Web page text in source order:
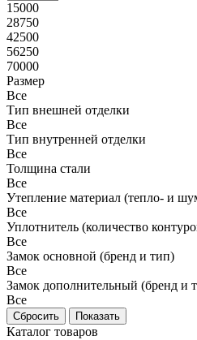
15000
28750
42500
56250
70000
Размер
Все
Тип внешней отделки
Все
Тип внутренней отделки
Все
Толщина стали
Все
Утепление материал (тепло- и
Все
Уплотнитель (количество
Все
Замок основной (бренд и тип)
Все
Замок дополнительный (бренд и
Все
Каталог товаров